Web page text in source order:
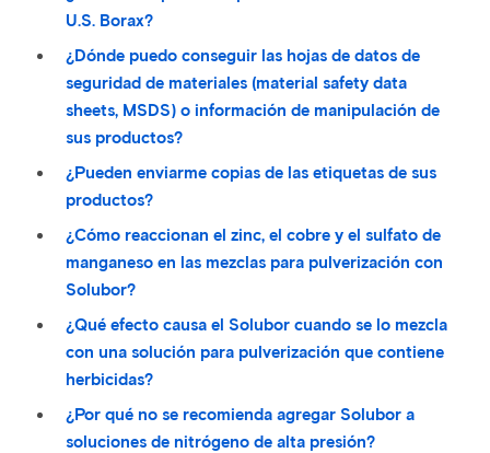
U.S. Borax?
¿Dónde puedo conseguir las hojas de datos de
seguridad de materiales (material safety data
sheets, MSDS) o información de manipulación de
sus productos?
¿Pueden enviarme copias de las etiquetas de sus
productos?
¿Cómo reaccionan el zinc, el cobre y el sulfato de
manganeso en las mezclas para pulverización con
Solubor?
¿Qué efecto causa el Solubor cuando se lo mezcla
con una solución para pulverización que contiene
herbicidas?
¿Por qué no se recomienda agregar Solubor a
soluciones de nitrógeno de alta presión?